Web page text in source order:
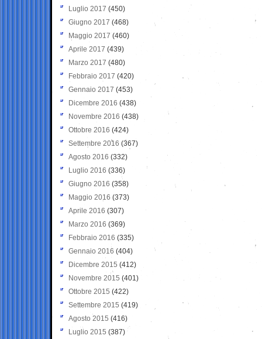
Luglio 2017 (450)
Giugno 2017 (468)
Maggio 2017 (460)
Aprile 2017 (439)
Marzo 2017 (480)
Febbraio 2017 (420)
Gennaio 2017 (453)
Dicembre 2016 (438)
Novembre 2016 (438)
Ottobre 2016 (424)
Settembre 2016 (367)
Agosto 2016 (332)
Luglio 2016 (336)
Giugno 2016 (358)
Maggio 2016 (373)
Aprile 2016 (307)
Marzo 2016 (369)
Febbraio 2016 (335)
Gennaio 2016 (404)
Dicembre 2015 (412)
Novembre 2015 (401)
Ottobre 2015 (422)
Settembre 2015 (419)
Agosto 2015 (416)
Luglio 2015 (387)